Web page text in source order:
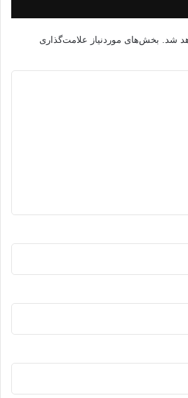
شد. بخش‌های موردنیاز علامت‌گذاری